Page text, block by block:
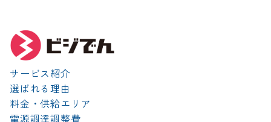
サービス紹介
選ばれる理由
料金・供給エリア
電源調達調整費